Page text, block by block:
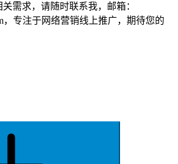
需求，请随时联系我，邮箱：
，专注于网络营销线上推广，期待您的